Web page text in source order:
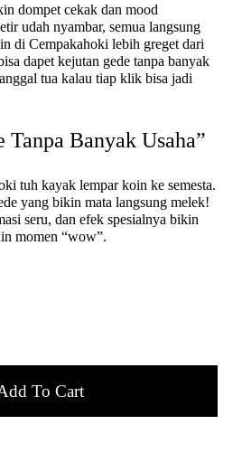
dompet cekak dan mood
udah nyambar, semua langsung
di Cempakahoki lebih greget dari
dapet kejutan gede tanpa banyak
tua kalau tiap klik bisa jadi
Tanpa Banyak Usaha”
tuh kayak lempar koin ke semesta.
yang bikin mata langsung melek!
seru, dan efek spesialnya bikin
momen “wow”.
To Cart